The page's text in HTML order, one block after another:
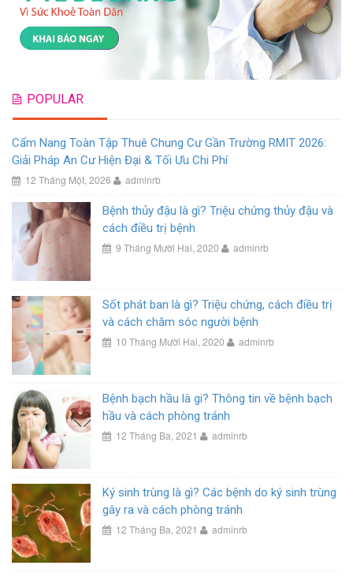
POPULAR
Cẩm Nang Toàn Tập Thuê Chung Cư Gần Trường RMIT 2026:
Giải Pháp An Cư Hiện Đại & Tối Ưu Chi Phí
12 Tháng Một, 2026 adminrb
Bệnh thủy đậu là gì? Triệu chứng thủy đậu và
cách điều trị bệnh
9 Tháng Mười Hai, 2020 adminrb
Sốt phát ban là gì? Triệu chứng, cách điều trị
và cách chăm sóc người bệnh
10 Tháng Mười Hai, 2020 adminrb
Bệnh bạch hầu là gi? Thông tin về bệnh bạch
hầu và cách phòng tránh
12 Tháng Ba, 2021 adminrb
Ký sinh trùng là gì? Các bệnh do ký sinh trùng
gây ra và cách phòng tránh
12 Tháng Ba, 2021 adminrb